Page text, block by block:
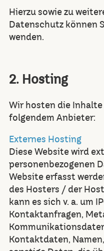
Hierzu sowie zu
Datenschutz können
wenden.
2. Hosting
Wir hosten die
folgendem Anbieter:
Externes Hosting
Diese Website wird
personenbezogenen
Website erfasst
des Hosters / der
kann es sich v. a. um
Kontaktanfragen,
Kontaktdaten,